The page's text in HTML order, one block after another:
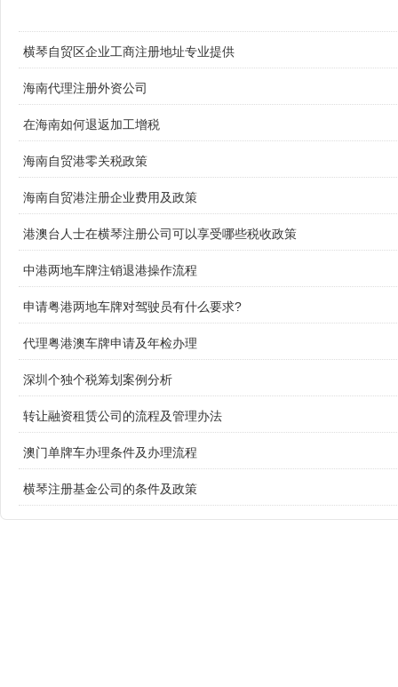
横琴自贸区企业工商注册地址专业提供
海南代理注册外资公司
在海南如何退返加工增税
海南自贸港零关税政策
海南自贸港注册企业费用及政策
港澳台人士在横琴注册公司可以享受哪些税收政策
中港两地车牌注销退港操作流程
申请粤港两地车牌对驾驶员有什么要求?
代理粤港澳车牌申请及年检办理
深圳个独个税筹划案例分析
转让融资租赁公司的流程及管理办法
澳门单牌车办理条件及办理流程
横琴注册基金公司的条件及政策